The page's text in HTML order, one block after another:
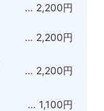
… 2,200円
… 2,200円
… 2,200円
… 1,100円